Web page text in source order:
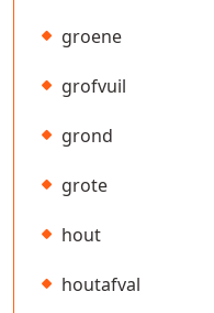
groene
grofvuil
grond
grote
hout
houtafval